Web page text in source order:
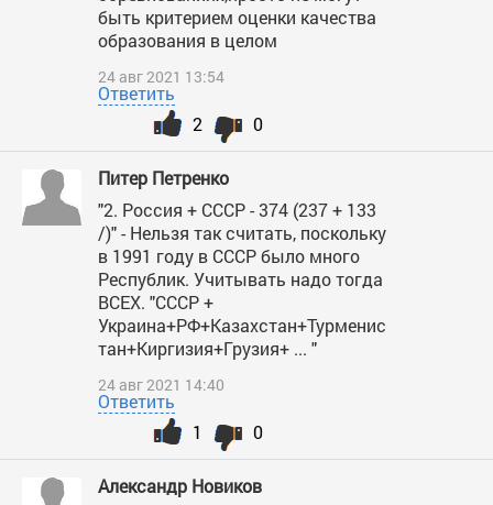
быть критерием оценки качества
образования в целом
24 авг 2021 13:54
Ответить
0
2
Питер Петренко
"2. Россия + СССР - 374 (237 + 133
/)" - Нельзя так считать, поскольку
в 1991 году в СССР было много
Республик. Учитывать надо тогда
ВСЕХ. "СССР +
Украина+РФ+Казахстан+Турменис
тан+Киргизия+Грузия+ ... "
24 авг 2021 14:40
Ответить
0
1
Александр Новиков